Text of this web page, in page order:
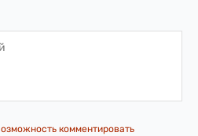
комментировать